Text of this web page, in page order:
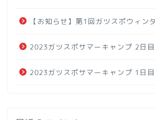
【お知らせ】第1回ガツスポウィン
2023ガツスポサマーキャンプ 2日目
2023ガツスポサマーキャンプ 1日目